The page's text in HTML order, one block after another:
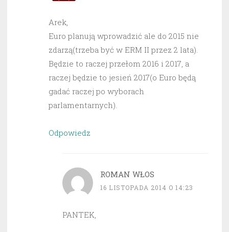
Arek,
Euro planują wprowadzić ale do 2015 nie
zdarzą(trzeba być w ERM II przez 2 lata).
Będzie to raczej przełom 2016 i 2017, a
raczej będzie to jesień 2017(o Euro będą
gadać raczej po wyborach
parlamentarnych).
Odpowiedz
ROMAN WŁOS
16 LISTOPADA 2014 O 14:23
PANTEK,